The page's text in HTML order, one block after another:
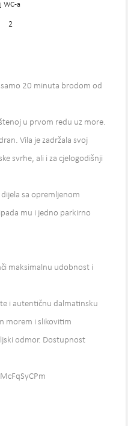
WC-a
2
20 minuta brodom od
u prvom redu uz more.
Vila je zadržala svoj
svrhe, ali i za cjelogodišnji
sa opremljenom
mu i jedno parkirno
maksimalnu udobnost i
i autentičnu dalmatinsku
morem i slikovitim
odmor. Dostupnost